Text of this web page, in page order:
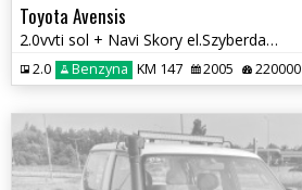
Toyota Avensis
2.0vvti sol + Navi Skory el.Szyberdach piękna zadbana 1wl gwarancja
2.0 Benzyna KM 147 2005 220000